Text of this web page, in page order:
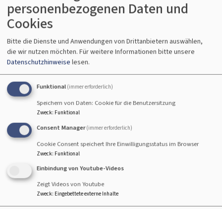
Jahreslosung 2026
Gott spricht: Siehe, ich mache
alles neu!
Offenbarung 21 5
Die Telefonseelsorge ist für Sie
personenbezogenen Daten und
Cookies
Bitte die Dienste und Anwendungen von Drittanbietern auswählen,
die wir nutzen möchten. Für weitere Informationen bitte unsere
Datenschutzhinweise lesen.
Funktional (immer erforderlich)
Speichern von Daten: Cookie für die Benutzersitzung
Zweck: Funktional
Consent Manager (immer erforderlich)
Cookie Consent speichert Ihre Einwilligungsstatus im Browser
Zweck: Funktional
Einbindung von Youtube-Videos
Zeigt Videos von Youtube
Zweck: Eingebettete externe Inhalte